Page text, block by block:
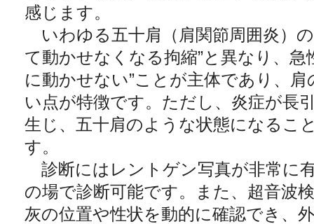
感じます。
いわゆる五十肩（肩関節周囲炎）
て動かせなくなる拘縮”と異なり、急
に動かせない”ことが主体であり、
い点が特徴です。ただし、炎症が長
生じ、五十肩のような状態になるこ
す。
診断にはレントゲン写真が非常に
の場で診断可能です。また、超音波
灰の位置や性状を動的に確認でき、